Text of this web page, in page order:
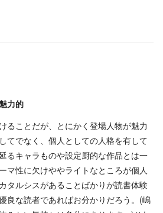
力的
ることだが、とにかく登場人物が魅力
てでなく、個人としての人格を有して
るキャラものや設定厨的な作品とは一
マ性に欠けややライトなところが個人
タルシスがあることばかりが読書体験
良な読者であればお分かりだろう。(嶋